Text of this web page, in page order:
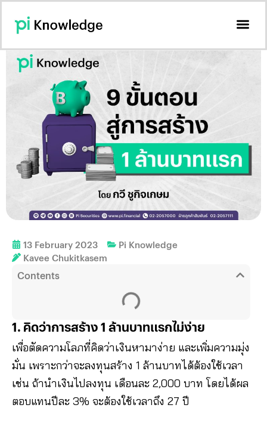
13 February 2023
Pi Knowledge
Kavee Chukitkasem
Contents
1. คิดว่าการสร้าง 1 ล้านบาทแรกไม่ง่าย
เพื่อตัดความโลภที่คิดว่าเงินหามาง่าย และเพิ่มความมุ่ง
มั่น เพราะกว่าจะลงทุนสร้าง 1 ล้านบาทได้ต้องใช้เวลา
เช่น ถ้านำเงินไปลงทุน เดือนละ 2,000 บาท โดยได้ผล
ตอบแทนปีละ 3% จะต้องใช้เวลาถึง 27 ปี